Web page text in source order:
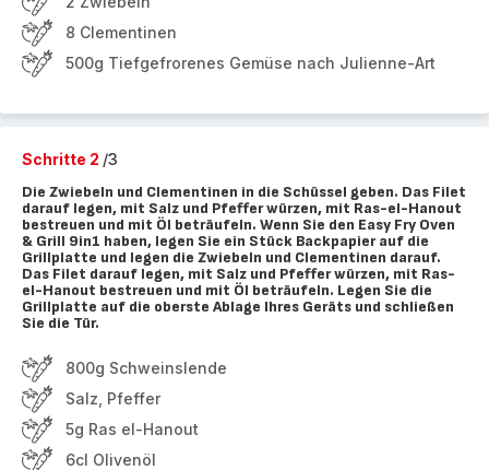
8 Clementinen
500g Tiefgefrorenes Gemüse nach Julienne-Art
Schritte 2 /3
Die Zwiebeln und Clementinen in die Schüssel geben. Das Filet
darauf legen, mit Salz und Pfeffer würzen, mit Ras-el-Hanout
bestreuen und mit Öl beträufeln. Wenn Sie den Easy Fry Oven
& Grill 9in1 haben, legen Sie ein Stück Backpapier auf die
Grillplatte und legen die Zwiebeln und Clementinen darauf.
Das Filet darauf legen, mit Salz und Pfeffer würzen, mit Ras-
el-Hanout bestreuen und mit Öl beträufeln. Legen Sie die
Grillplatte auf die oberste Ablage Ihres Geräts und schließen
Sie die Tür.
800g Schweinslende
Salz, Pfeffer
5g Ras el-Hanout
6cl Olivenöl